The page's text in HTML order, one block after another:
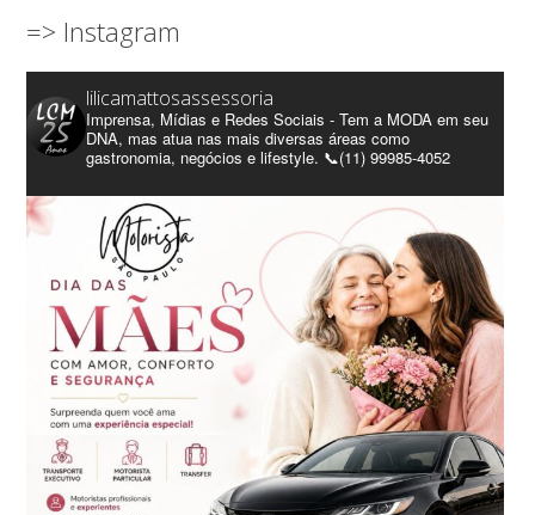
=> Instagram
lilicamattosassessoria
Imprensa, Mídias e Redes Sociais - Tem a MODA em seu
DNA, mas atua nas mais diversas áreas como
gastronomia, negócios e lifestyle. 📞(11) 99985-4052